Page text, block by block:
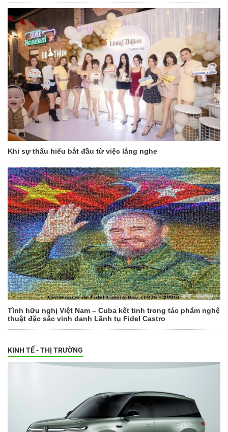
Khi sự thấu hiểu bắt đầu từ việc lắng nghe
Tình hữu nghị Việt Nam – Cuba kết tinh trong tác phẩm nghệ
thuật đặc sắc vinh danh Lãnh tụ Fidel Castro
KINH TẾ - THỊ TRƯỜNG